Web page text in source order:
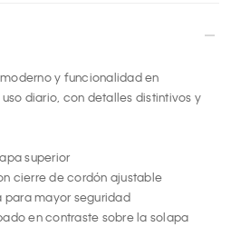
y funcionalidad en
diario, con detalles distintivos y
superior
cierre de cordón ajustable
para mayor seguridad
en contraste sobre la solapa